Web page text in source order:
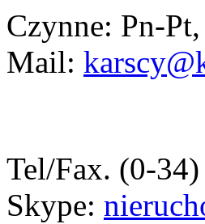
Czynne: Pn-
Mail:
Tel/Fax. (0-
Skype: